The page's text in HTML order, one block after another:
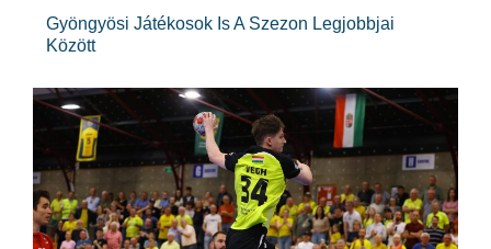
Gyöngyösi Játékosok Is A Szezon Legjobbjai
Között